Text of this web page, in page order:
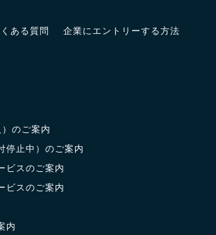
ある質問 企業にエントリーする方法
のご案内
停止中）のご案内
ビスのご案内
ビスのご案内
内